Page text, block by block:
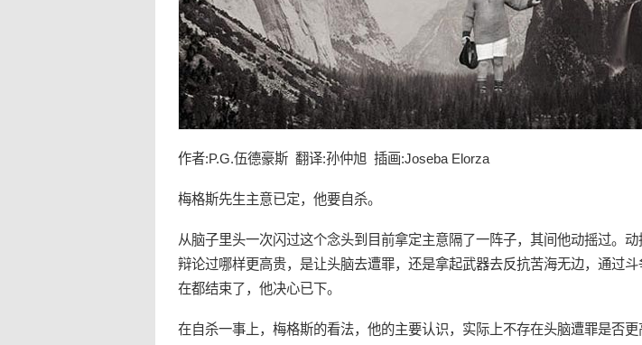
作者:P.G.伍德豪斯 翻译:孙仲旭 插画:Joseba Elorza
梅格斯先生主意已定，他要自杀。
从脑子里头一次闪过这个念头到目前拿定主意隔了一阵子，其间他动摇过。
辩论过哪样更高贵，是让头脑去遭罪，还是拿起武器去反抗苦海无边，通过
在都结束了，他决心已下。
在自杀一事上，梅格斯的看法，他的主要认识，实际上不存在头脑遭罪是否